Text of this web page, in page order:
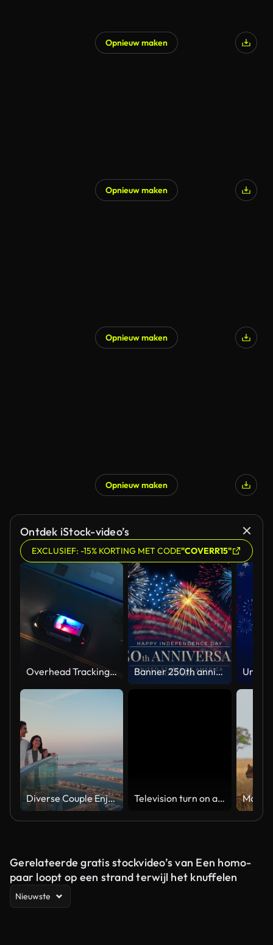
Opnieuw maken
Opnieuw maken
Opnieuw maken
Opnieuw maken
Ontdek iStock-video’s
EXCLUSIEF: -15% KORTING MET CODE"COVERR15"
Overhead Tracking Drone Shot of a Police Car Driving on a City Street with Lights On at Night Banner 250th anniversary of the USA. 250 years of independence. 4th of july 2026 usa independence day, video greeting card. US flag fireworks on blue sky background. Fourth of july. 4k seamless loop
Diverse Couple Enjoying Sunset Views from High Rise Sky Deck Overlooking Palm Jumeirah Television turn on and off. Switch on tv effect, switch off tv effect. Turn on Lcd TV effect, turn off TV effect . Led Tv on and off on black background
Gerelateerde gratis stockvideo’s van Een homo-
paar loopt op een strand terwijl het knuffelen
Nieuwste